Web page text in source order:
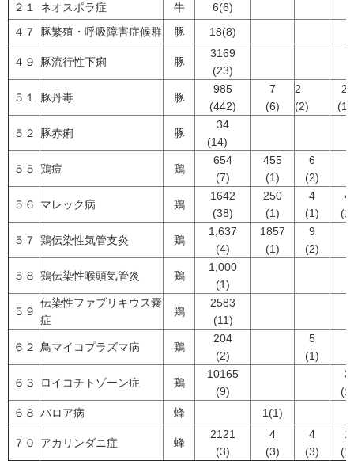
２１
ネオスポラ症 牛
6(6)
４７
豚繁殖・呼吸障害症候群 豚 18(8)
４９ 豚流行性下痢 豚
3169
(23)
５１ 豚丹毒 豚
985
(442)
7
(6)
2
(2)
25
５２ 豚赤痢 豚
34
(14)
５５ 鶏痘 鶏
654
(7)
455
(1)
6
(2)
５６ マレック病 鶏
1642
(38)
250
(1)
4
(1)
4
(1)
５７ 鶏伝染性気管支炎 鶏
1,637
(4)
1857
(1)
9
(2)
５８ 鶏伝染性喉頭気管炎 鶏
1,000
(1)
５９
伝染性ファブリキウス嚢
症
鶏
2583
(11)
６２ 鳥マイコプラズマ病 鶏
204
(2)
5
(1)
６３ ロイコチトゾーン症 鶏
10165
(9)
3
(1)
６８ バロア病 蜂 1(1)
７０ アカリンダニ症 蜂
2121
(3)
4
(3)
4
(3)
1
(1)